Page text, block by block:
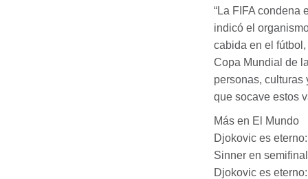
“La FIFA condena
indicó el
cabida en el
Copa Mundial de
personas, culturas
que socave estos
Más en El Mundo
Djokovic es
Sinner en
Djokovic es